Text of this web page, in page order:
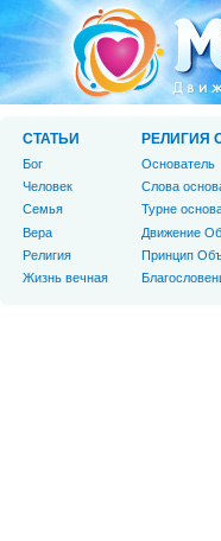
СТАТЬИ
Бог
Человек
Cемья
Вера
Религия
Жизнь вечная
РЕЛИГИЯ
Основатель
Слова
Турне
Движение
Принцип